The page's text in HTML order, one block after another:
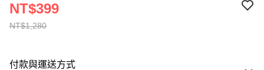
NT$1,280
NT$399
付款與運送方式